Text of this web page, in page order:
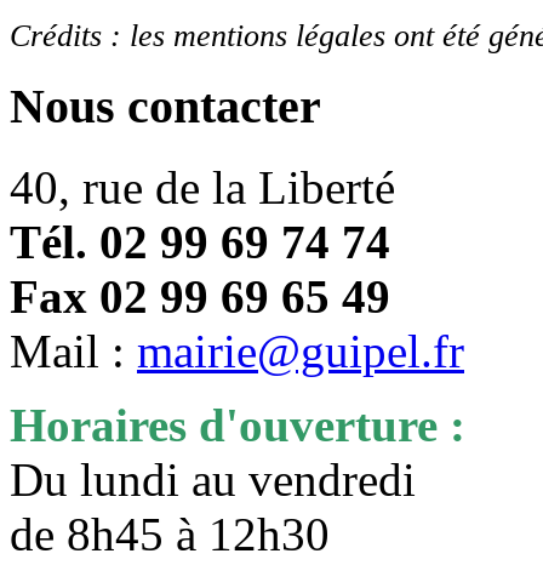
Crédits : les mentions légales ont été
Nous contacter
40, rue de la Liberté
Tél. 02 99 69 74 74
Fax 02 99 69 65 49
Mail : mairie@guipel.fr
Horaires d'ouverture :
Du lundi au vendredi
de 8h45 à 12h30